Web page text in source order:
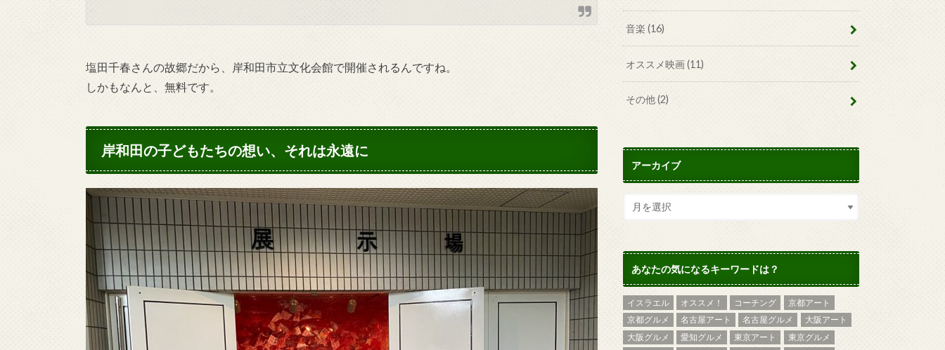
塩田千春さんの故郷だから、岸和田市立文化会館で開催されるんですね。
しかもなんと、無料です。
岸和田の子どもたちの想い、それは永遠に
音楽(16)
オススメ映画(11)
その他(2)
アーカイブ
あなたの気になるキーワードは？
イスラエル オススメ！ コーチング
京都アート
京都グルメ
名古屋アート 名古屋グルメ
大阪アート
大阪グルメ
愛知グルメ 東京アート
東京グルメ